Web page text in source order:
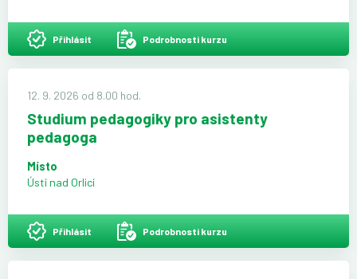
Přihlásit Podrobnosti kurzu
12. 9. 2026 od 8.00 hod.
Studium pedagogiky pro asistenty
pedagoga
Místo
Ústí nad Orlicí
Přihlásit Podrobnosti kurzu